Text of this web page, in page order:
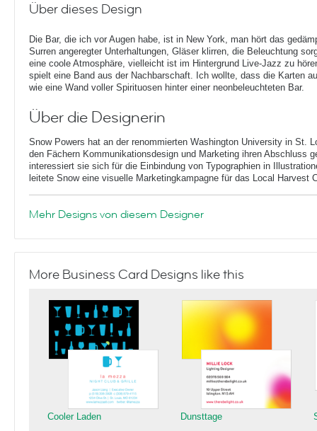
Über dieses Design
Die Bar, die ich vor Augen habe, ist in New York, man hört das
Surren angeregter Unterhaltungen, Gläser klirren, die Beleuchtung
eine coole Atmosphäre, vielleicht ist im Hintergrund Live-Jazz zu
spielt eine Band aus der Nachbarschaft. Ich wollte, dass die Karten
wie eine Wand voller Spirituosen hinter einer neonbeleuchteten Bar.
Über die Designerin
Snow Powers hat an der renommierten Washington University in St.
den Fächern Kommunikationsdesign und Marketing ihren Abschluss
interessiert sie sich für die Einbindung von Typographien in
leitete Snow eine visuelle Marketingkampagne für das Local Harvest
Mehr Designs von diesem Designer
More Business Card Designs like this
Cooler Laden Dunsttage